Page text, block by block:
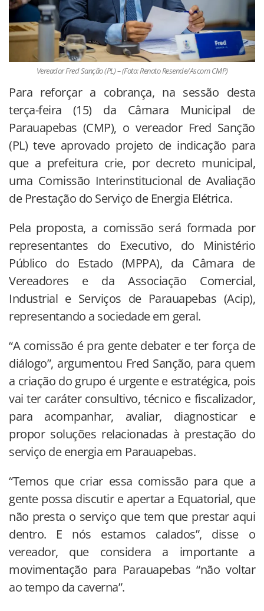
Vereador Fred Sanção (PL) – (Foto: Renato Resende/Ascom CMP)
Para reforçar a cobrança, na sessão desta
terça-feira (15) da Câmara Municipal de
Parauapebas (CMP), o vereador Fred Sanção
(PL) teve aprovado projeto de indicação para
que a prefeitura crie, por decreto municipal,
uma Comissão Interinstitucional de Avaliação
de Prestação do Serviço de Energia Elétrica.
Pela proposta, a comissão será formada por
representantes do Executivo, do Ministério
Público do Estado (MPPA), da Câmara de
Vereadores e da Associação Comercial,
Industrial e Serviços de Parauapebas (Acip),
representando a sociedade em geral.
“A comissão é pra gente debater e ter força de
diálogo”, argumentou Fred Sanção, para quem
a criação do grupo é urgente e estratégica, pois
vai ter caráter consultivo, técnico e fiscalizador,
para acompanhar, avaliar, diagnosticar e
propor soluções relacionadas à prestação do
serviço de energia em Parauapebas.
“Temos que criar essa comissão para que a
gente possa discutir e apertar a Equatorial, que
não presta o serviço que tem que prestar aqui
dentro. E nós estamos calados”, disse o
vereador, que considera a importante a
movimentação para Parauapebas “não voltar
ao tempo da caverna”.